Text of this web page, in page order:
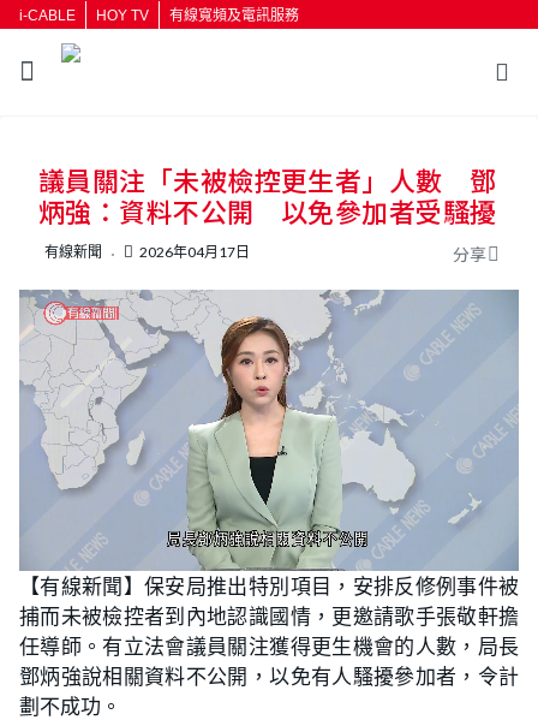
i-CABLE HOY TV 有線寬頻及電訊服務
按輸入鍵開始搜尋
議員關注「未被檢控更生者」人數 鄧
炳強：資料不公開 以免參加者受騷擾
有線新聞 2026年04月17日 分享
n
m
t
e
o
a
d
e
d
:
6
8
.
【有線新聞】保安局推出特別項目，安排反修例事件被
捕而未被檢控者到內地認識國情，更邀請歌手張敬軒擔
任導師。有立法會議員關注獲得更生機會的人數，局長
鄧炳強說相關資料不公開，以免有人騷擾參加者，令計
劃不成功。